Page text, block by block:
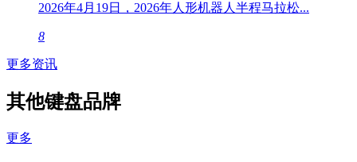
2026年4月19日，2026年人形机器人半程马拉松...
8
更多资讯
其他键盘品牌
更多